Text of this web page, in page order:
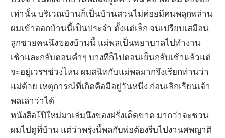
เท่านั้น บริเวณบ้านก็เป็นบ้านสวนไม่ค่อยมีคนพลุกพล่าน
ผมเข้าออกบ้านนี้เป็นประจำ ตั้งแต่เล็ก จนเปรียบเสมือน
ลูกชายคนนึงของบ้านนี้ แม่พลเป็นพยาบาลไปทำงาน
เช้าและกลับตอนค่ำๆ บางทีก็ไปตอนเย็นกลับเช้าแล้วแต่
จะอยู่เวรฯช่วงไหน ผมสนิทกับแม่พลมากจึงเรียกท่านว่า
แม่ด้วย เหตุการณ์ที่เกิดคือมีอยู่วันหนึ่ง ก่อนเลิกเรียนเจ้า
พลเล่าว่าได้
หนังสือโป๊ใหม่มาเล่มนึงของฝรั่งเด็ดขาด มากว่าจะชวน
ผมไปดูที่บ้าน แต่ว่าพรุ่งนี้พลกับพ่อต้องรีบไปงานศพญาติ